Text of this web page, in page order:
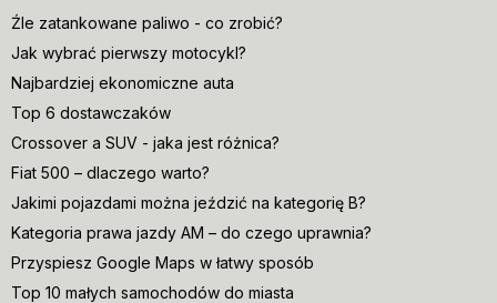
Źle zatankowane paliwo - co zrobić?
Jak wybrać pierwszy motocykl?
Najbardziej ekonomiczne auta
Top 6 dostawczaków
Crossover a SUV - jaka jest różnica?
Fiat 500 – dlaczego warto?
Jakimi pojazdami można jeździć na kategorię B?
Kategoria prawa jazdy AM – do czego uprawnia?
Przyspiesz Google Maps w łatwy sposób
Top 10 małych samochodów do miasta